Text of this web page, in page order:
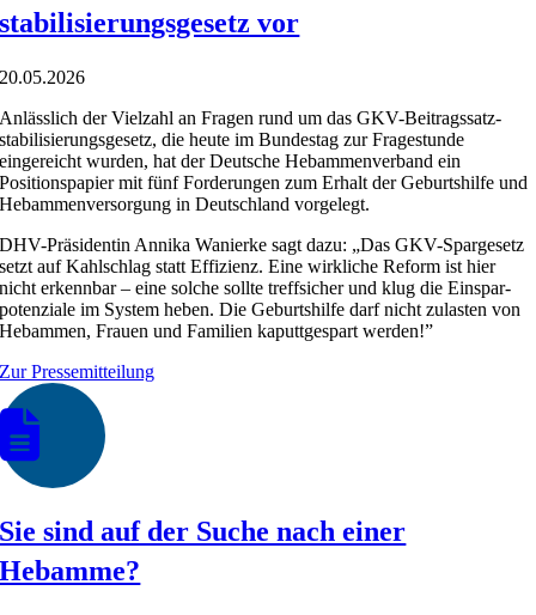
stabili­sierungs­gesetz vor
20.05.2026
Anlässlich der Vielzahl an Fragen rund um das GKV-Beitrags­satz­
stabili­sierungs­gesetz, die heute im Bundestag zur Fragestunde
eingereicht wurden, hat der Deutsche Hebammen­verband ein
Positionspapier mit fünf Forderungen zum Erhalt der Geburtshilfe und
Hebammen­versorgung in Deutschland vorgelegt.
DHV-Präsidentin Annika Wanierke sagt dazu: „Das GKV-Spargesetz
setzt auf Kahlschlag statt Effizienz. Eine wirkliche Reform ist hier
nicht erkennbar – eine solche sollte treffsicher und klug die Einspar­
potenziale im System heben. Die Geburts­hilfe darf nicht zulasten von
Hebammen, Frauen und Familien kaputtgespart werden!”
Zur Pressemitteilung
Sie sind auf der Suche nach einer
Hebamme?